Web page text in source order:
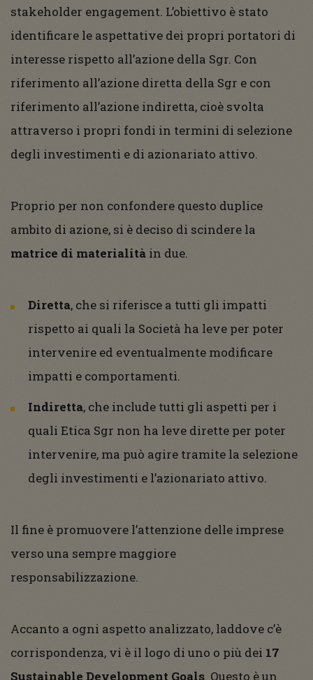
stakeholder engagement. L’obiettivo è stato
identificare le aspettative dei propri portatori di
interesse rispetto all’azione della Sgr. Con
riferimento all’azione diretta della Sgr e con
riferimento all’azione indiretta, cioè svolta
attraverso i propri fondi in termini di selezione
degli investimenti e di azionariato attivo.
Proprio per non confondere questo duplice
ambito di azione, si è deciso di scindere la
matrice di materialità in due.
Diretta, che si riferisce a tutti gli impatti
rispetto ai quali la Società ha leve per poter
intervenire ed eventualmente modificare
impatti e comportamenti.
Indiretta, che include tutti gli aspetti per i
quali Etica Sgr non ha leve dirette per poter
intervenire, ma può agire tramite la selezione
degli investimenti e l’azionariato attivo.
Il fine è promuovere l’attenzione delle imprese
verso una sempre maggiore
responsabilizzazione.
Accanto a ogni aspetto analizzato, laddove c’è
corrispondenza, vi è il logo di uno o più dei 17
Sustainable Development Goals. Questo è un